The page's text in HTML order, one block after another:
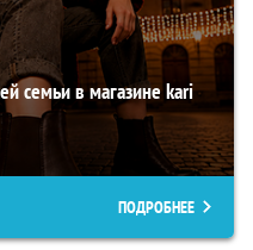
семьи в магазине kari
ПОДРОБНЕЕ